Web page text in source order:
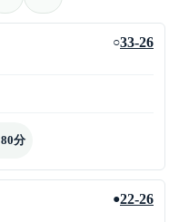
○33-26
80分
●22-26